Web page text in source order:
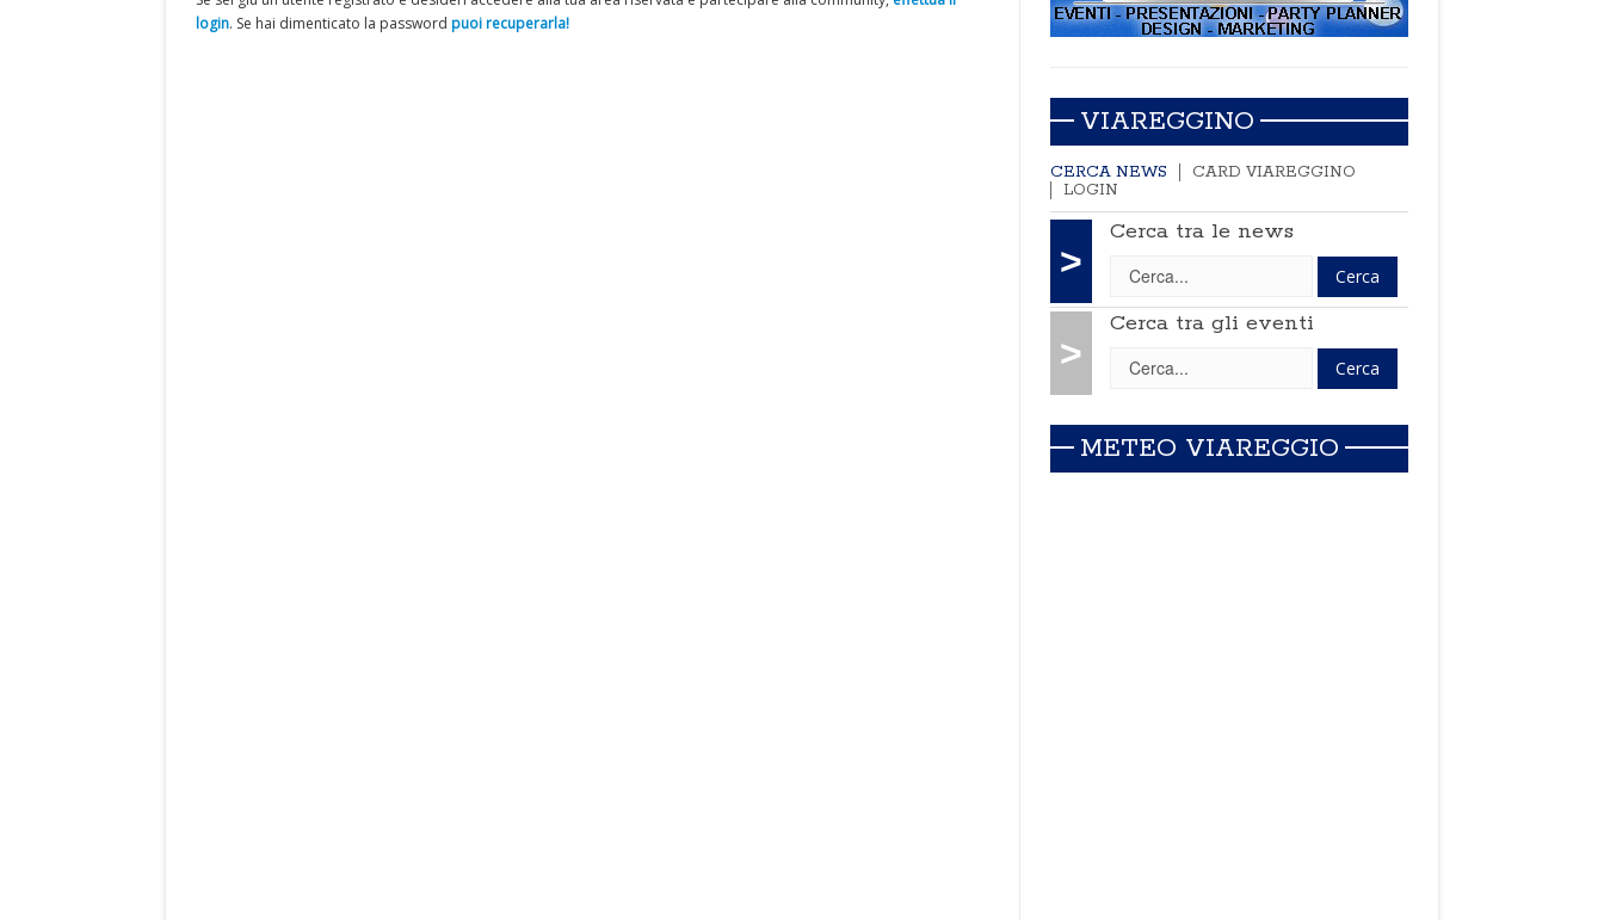
login. Se hai dimenticato la password puoi recuperarla!
VIAREGGINO
CERCA NEWS
CARD VIAREGGINO
LOGIN
>
Cerca tra le news
>
Cerca tra gli eventi
METEO VIAREGGIO